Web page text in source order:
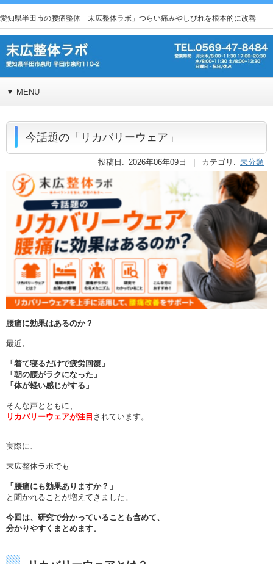
愛知県半田市の腰痛整体「末広整体ラボ」つらい痛みやしびれを根本的に改善
▼ MENU
今話題の「リカバリーウェア」
投稿日: 2026年06年09日 | カテゴリ: 未分類
腰痛に効果はあるのか？
最近、
「着て寝るだけで疲労回復」
「朝の腰がラクになった」
「体が軽い感じがする」
そんな声とともに、
リカバリーウェアが注目 されています。
実際に、
末広整体ラボでも
「腰痛にも効果ありますか？」
と聞かれることが増えてきました。
今回は、研究で分かっていることも含めて、
分かりやすくまとめます。